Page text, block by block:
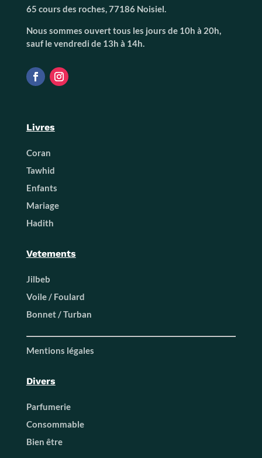
65 cours des roches, 77186 Noisiel.
Nous sommes ouvert tous les jours de 10h à 20h,
sauf le vendredi de 13h à 14h.
Livres
Coran
Tawhid
Enfants
Mariage
Hadith
Vetements
Jilbeb
Voile / Foulard
Bonnet / Turban
Mentions légales
Divers
Parfumerie
Consommable
Bien être